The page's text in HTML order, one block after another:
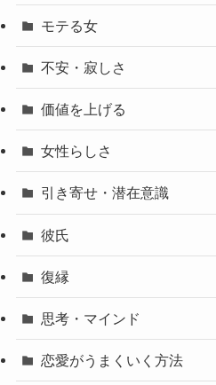
モテる女
不安・寂しさ
価値を上げる
女性らしさ
引き寄せ・潜在意識
彼氏
復縁
思考・マインド
恋愛がうまくいく方法